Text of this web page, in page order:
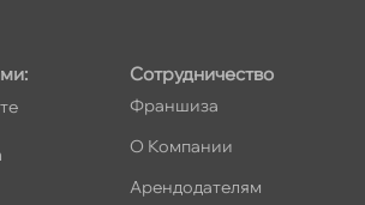
Сотрудничество
Франшиза
О Компании
Арендодателям